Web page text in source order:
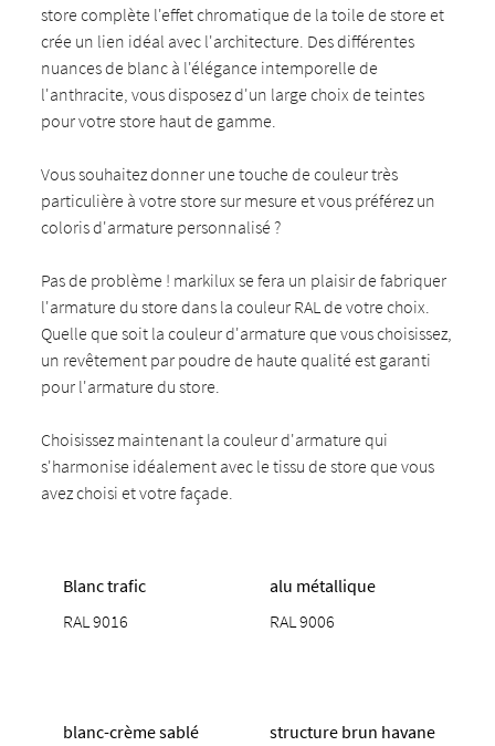
store complète l'effet chromatique de la toile de store et
crée un lien idéal avec l'architecture. Des différentes
nuances de blanc à l'élégance intemporelle de
l'anthracite, vous disposez d'un large choix de teintes
pour votre store haut de gamme.
Vous souhaitez donner une touche de couleur très
particulière à votre store sur mesure et vous préférez un
coloris d'armature personnalisé ?
Pas de problème ! markilux se fera un plaisir de fabriquer
l'armature du store dans la couleur RAL de votre choix.
Quelle que soit la couleur d'armature que vous choisissez,
un revêtement par poudre de haute qualité est garanti
pour l'armature du store.
Choisissez maintenant la couleur d'armature qui
s'harmonise idéalement avec le tissu de store que vous
avez choisi et votre façade.
Blanc trafic
RAL 9016
alu métallique
RAL 9006
blanc-crème sablé
structure brun havane